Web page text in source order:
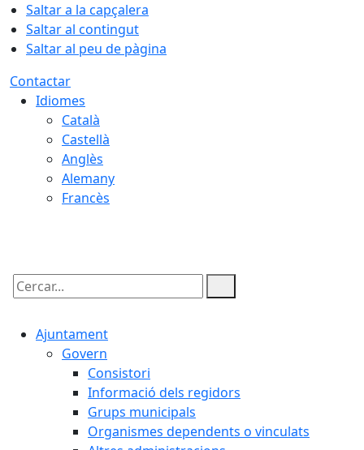
Saltar a la capçalera
Saltar al contingut
Saltar al peu de pàgina
Contactar
Idiomes
Català
Castellà
Anglès
Alemany
Francès
Cercar:
Ajuntament
Govern
Consistori
Informació dels regidors
Grups municipals
Organismes dependents o vinculats